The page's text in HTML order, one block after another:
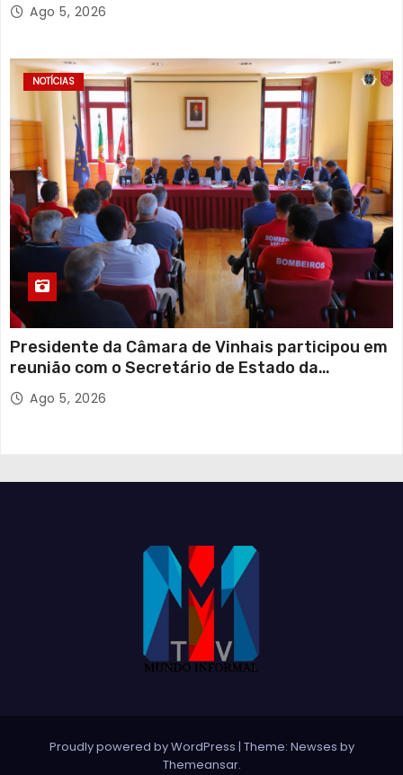
Ago 5, 2026
NOTÍCIAS
Presidente da Câmara de Vinhais participou em
reunião com o Secretário de Estado da
Proteção Civil
Ago 5, 2026
Proudly powered by WordPress | Theme: Newses by
Themeansar.